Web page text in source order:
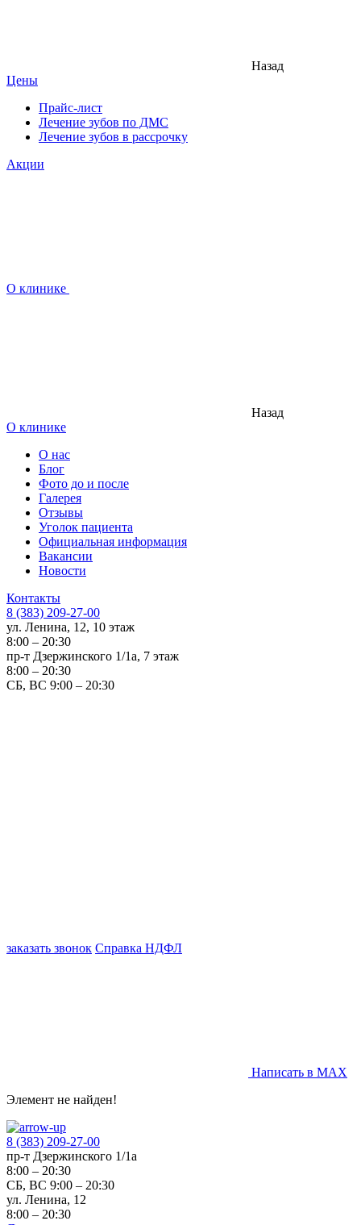
Назад
Цены
Прайс-лист
Лечение зубов по ДМС
Лечение зубов в рассрочку
Акции
О клинике
Назад
О клинике
О нас
Блог
Фото до и после
Галерея
Отзывы
Уголок пациента
Официальная информация
Вакансии
Новости
Контакты
8 (383) 209-27-00
ул. Ленина, 12, 10 этаж
8:00 – 20:30
пр-т Дзержинского 1/1а, 7 этаж
8:00 – 20:30
СБ, ВС 9:00 – 20:30
заказать звонок Справка НДФЛ
Написать в MAX
Элемент не найден!
8 (383) 209-27-00
пр-т Дзержинского 1/1а
8:00 – 20:30
СБ, ВС 9:00 – 20:30
ул. Ленина, 12
8:00 – 20:30